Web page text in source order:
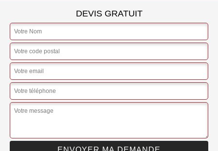
DEVIS GRATUIT